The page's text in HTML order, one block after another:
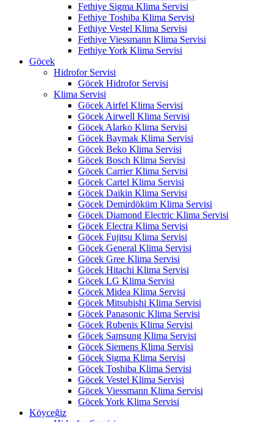
Fethiye Sigma Klima Servisi
Fethiye Toshiba Klima Servisi
Fethiye Vestel Klima Servisi
Fethiye Viessmann Klima Servisi
Fethiye York Klima Servisi
Göcek
Hidrofor Servisi
Göcek Hidrofor Servisi
Klima Servisi
Göcek Airfel Klima Servisi
Göcek Airwell Klima Servisi
Göcek Alarko Klima Servisi
Göcek Baymak Klima Servisi
Göcek Beko Klima Servisi
Göcek Bosch Klima Servisi
Göcek Carrier Klima Servisi
Göcek Cartel Klima Servisi
Göcek Daikin Klima Servisi
Göcek Demirdöküm Klima Servisi
Göcek Diamond Electric Klima Servisi
Göcek Electra Klima Servisi
Göcek Fujitsu Klima Servisi
Göcek General Klima Servisi
Göcek Gree Klima Servisi
Göcek Hitachi Klima Servisi
Göcek LG Klima Servisi
Göcek Midea Klima Servisi
Göcek Mitsubishi Klima Servisi
Göcek Panasonic Klima Servisi
Göcek Rubenis Klima Servisi
Göcek Samsung Klima Servisi
Göcek Siemens Klima Servisi
Göcek Sigma Klima Servisi
Göcek Toshiba Klima Servisi
Göcek Vestel Klima Servisi
Göcek Viessmann Klima Servisi
Göcek York Klima Servisi
Köyceğiz